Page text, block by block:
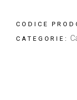
CODICE
CATEGORIE: